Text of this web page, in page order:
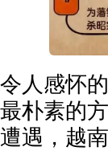
令人感怀
最朴素的
遭遇，越